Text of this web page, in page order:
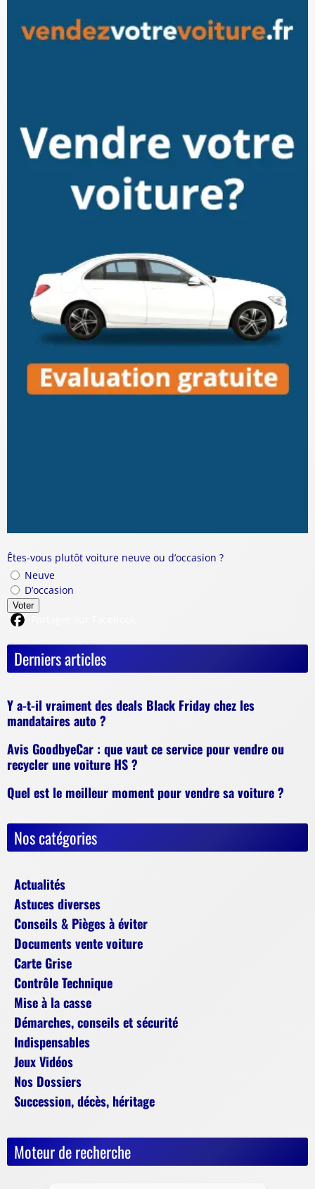
Êtes-vous plutôt voiture neuve ou d’occasion ?
Neuve
D’occasion
Voter
Derniers articles
Y a-t-il vraiment des deals Black Friday chez les
mandataires auto ?
Avis GoodbyeCar : que vaut ce service pour vendre ou
recycler une voiture HS ?
Quel est le meilleur moment pour vendre sa voiture ?
Nos catégories
Actualités
Astuces diverses
Conseils & Pièges à éviter
Documents vente voiture
Carte Grise
Contrôle Technique
Mise à la casse
Démarches, conseils et sécurité
Indispensables
Jeux Vidéos
Nos Dossiers
Succession, décès, héritage
Moteur de recherche